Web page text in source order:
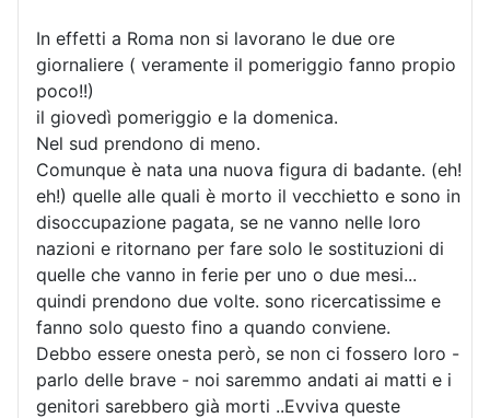
In effetti a Roma non si lavorano le due ore
giornaliere ( veramente il pomeriggio fanno propio
poco!!)
il giovedì pomeriggio e la domenica.
Nel sud prendono di meno.
Comunque è nata una nuova figura di badante. (eh!
eh!) quelle alle quali è morto il vecchietto e sono in
disoccupazione pagata, se ne vanno nelle loro
nazioni e ritornano per fare solo le sostituzioni di
quelle che vanno in ferie per uno o due mesi...
quindi prendono due volte. sono ricercatissime e
fanno solo questo fino a quando conviene.
Debbo essere onesta però, se non ci fossero loro -
parlo delle brave - noi saremmo andati ai matti e i
genitori sarebbero già morti ..Evviva queste